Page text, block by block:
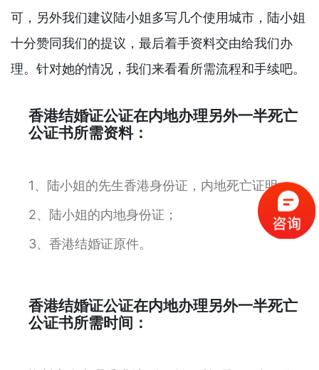
可，另外我们建议陆小姐多写几个使用城市，陆小姐
十分赞同我们的提议，最后着手资料交由给我们办
理。针对她的情况，我们来看看所需流程和手续吧。
香港结婚证公证在内地办理另外一半死亡
公证书所需资料：
1、陆小姐的先生香港身份证，内地死亡证明；
2、陆小姐的内地身份证；
3、香港结婚证原件。
香港结婚证公证在内地办理另外一半死亡
公证书所需时间：